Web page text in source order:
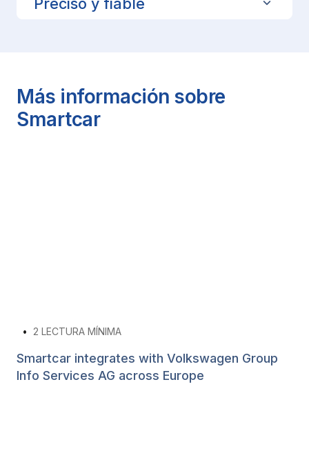
Más información sobre
Smartcar
• 2 LECTURA MÍNIMA
Smartcar integrates with Volkswagen Group
Info Services AG across Europe